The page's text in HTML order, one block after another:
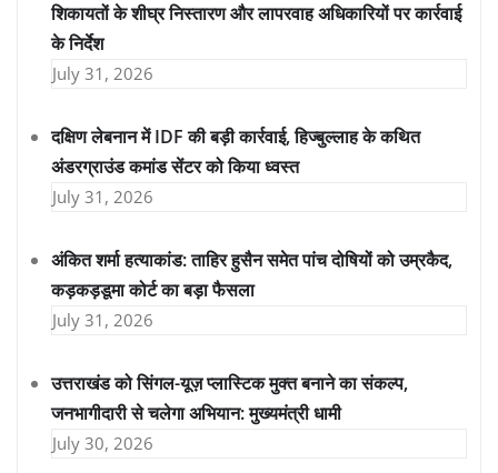
शिकायतों के शीघ्र निस्तारण और लापरवाह अधिकारियों पर कार्रवाई
के निर्देश
July 31, 2026
दक्षिण लेबनान में IDF की बड़ी कार्रवाई, हिज्बुल्लाह के कथित
अंडरग्राउंड कमांड सेंटर को किया ध्वस्त
July 31, 2026
अंकित शर्मा हत्याकांड: ताहिर हुसैन समेत पांच दोषियों को उम्रकैद,
कड़कड़डूमा कोर्ट का बड़ा फैसला
July 31, 2026
उत्तराखंड को सिंगल-यूज़ प्लास्टिक मुक्त बनाने का संकल्प,
जनभागीदारी से चलेगा अभियान: मुख्यमंत्री धामी
July 30, 2026